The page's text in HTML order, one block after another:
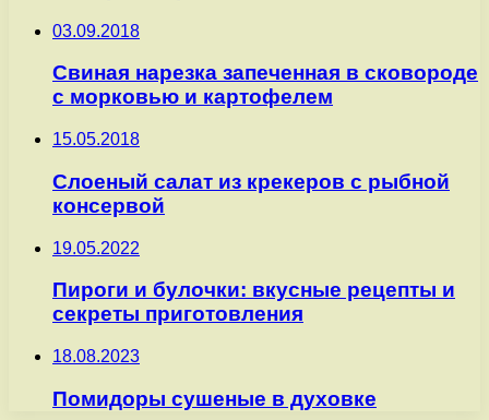
03.09.2018
Cвиная нарезка запеченная в сковороде
с морковью и картофелем
15.05.2018
Слоеный салат из крекеров с рыбной
консервой
19.05.2022
Пироги и булочки: вкусные рецепты и
секреты приготовления
18.08.2023
Помидоры сушеные в духовке